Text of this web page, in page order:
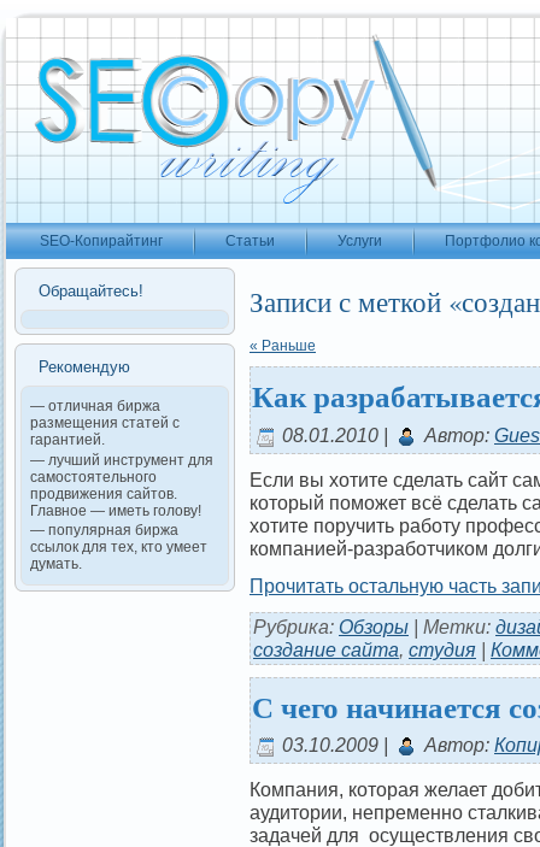
SEO-Копирайтинг Статьи Услуги Портфолио
Обращайтесь!
Рекомендую
— отличная биржа
размещения статей с
гарантией.
— лучший инструмент для
самостоятельного
продвижения сайтов.
Главное — иметь голову!
— популярная биржа
ссылок для тех, кто умеет
думать.
Записи с меткой
« Раньше
Как
08.01.2010 | Автор:
Если вы хотите сделать сайт
который поможет всё сделать
хотите поручить работу
компанией-разработчиком
Прочитать остальную часть
Рубрика: Обзоры | Метки:
создание сайта, студия |
С чего начинается
03.10.2009 | Автор:
Компания, которая желает
аудитории, непременно
задачей для осуществления